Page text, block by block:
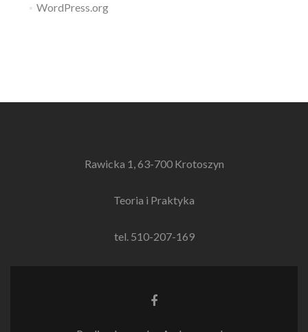
WordPress.org
Rawicka 1, 63-700 Krotoszyn
Teoria i Praktyka
tel. 510-207-169
Link